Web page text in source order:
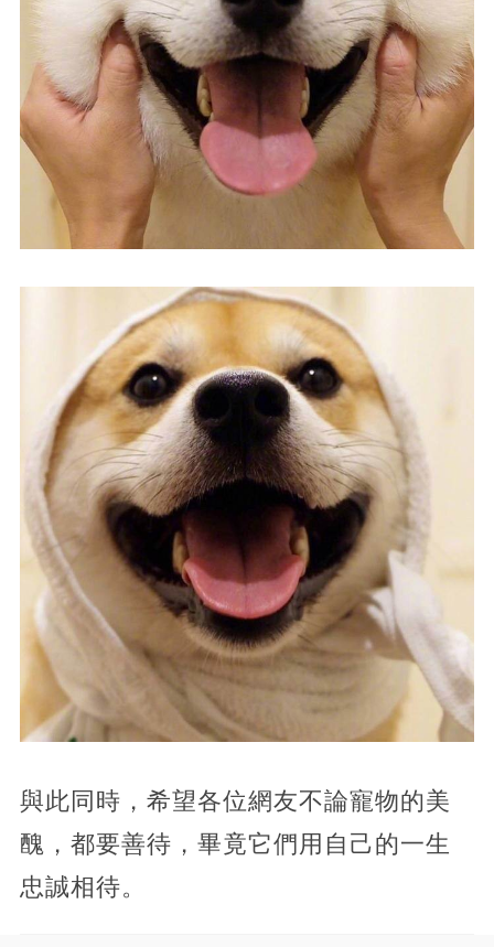
與此同時，希望各位網友不論寵物的美
醜，都要善待，畢竟它們用自己的一生
忠誠相待。